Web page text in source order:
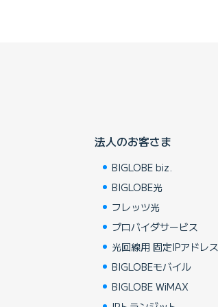
法人のお客さま
BIGLOBE biz.
BIGLOBE光
フレッツ光
プロバイダサービス
光回線用 固定IPアドレス
BIGLOBEモバイル
BIGLOBE WiMAX